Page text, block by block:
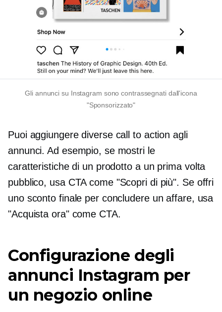
Gli annunci su Instagram sono contrassegnati dall'icona
"Sponsorizzato"
Puoi aggiungere diverse call to action agli
annunci. Ad esempio, se mostri le
caratteristiche di un prodotto a un prima volta
pubblico, usa CTA come "Scopri di più". Se offri
uno sconto finale per concludere un affare, usa
"Acquista ora" come CTA.
Configurazione degli
annunci Instagram per
un negozio online